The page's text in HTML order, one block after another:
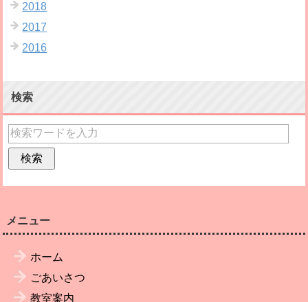
2018
2017
2016
検索
メニュー
ホーム
ごあいさつ
教室案内